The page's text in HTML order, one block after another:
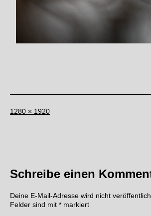
Originalgröße
1280 × 1920
Schreibe einen
Deine E-Mail-Adresse wird nicht
Felder sind mit * markiert